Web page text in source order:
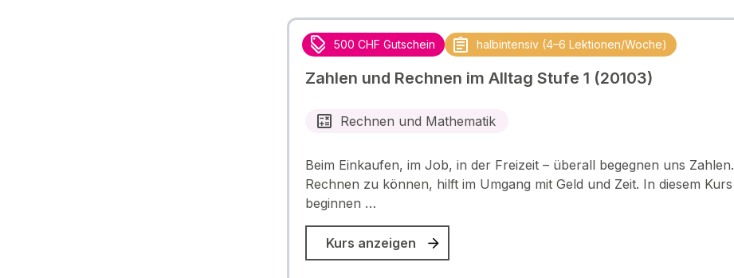
500 CHF Gutschein halbintensiv (4–6 Lektionen/Woche)
Zahlen und Rechnen im Alltag Stufe 1 (20103)
Rechnen und Mathematik
Beim Einkaufen, im Job, in der Freizeit – überall begegnen uns Zahlen.
Rechnen zu können, hilft im Umgang mit Geld und Zeit. In diesem Kurs
beginnen …
Kurs anzeigen